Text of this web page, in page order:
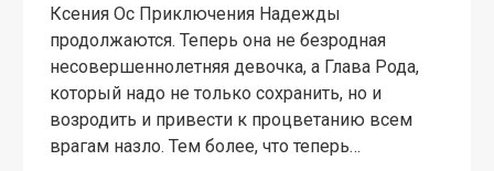
Ксения Ос Приключения Надежды
продолжаются. Теперь она не безродная
несовершеннолетняя девочка, а Глава Рода,
который надо не только сохранить, но и
возродить и привести к процветанию всем
врагам назло. Тем более, что теперь…